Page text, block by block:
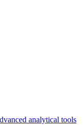
analytical tools